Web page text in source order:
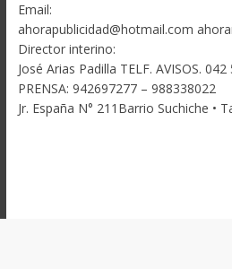
Email:
ahorapublicidad@hotmail.com
Director interino:
José Arias Padilla TELF. AVISOS.
PRENSA: 942697277 – 988338022
Jr. España N° 211Barrio Suchiche •